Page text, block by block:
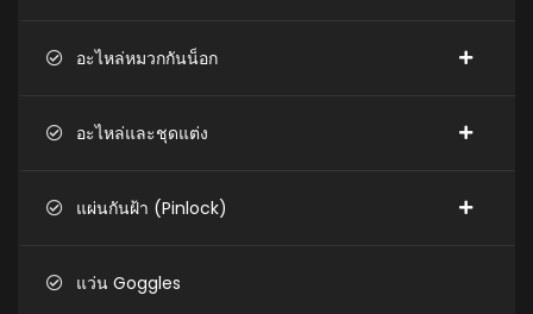
อะไหล่หมวกกันน็อก
อะไหล่และชุดแต่ง
แผ่นกันฝ้า (Pinlock)
แว่น Goggles